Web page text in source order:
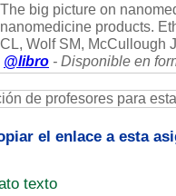
The big picture on
nanomedicine products.
CL, Wolf SM, McCullough
@libro - Disponible en
de profesores para
el enlace a esta
texto